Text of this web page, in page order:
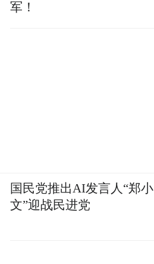
军！
国民党推出AI发言人“郑小
文”迎战民进党